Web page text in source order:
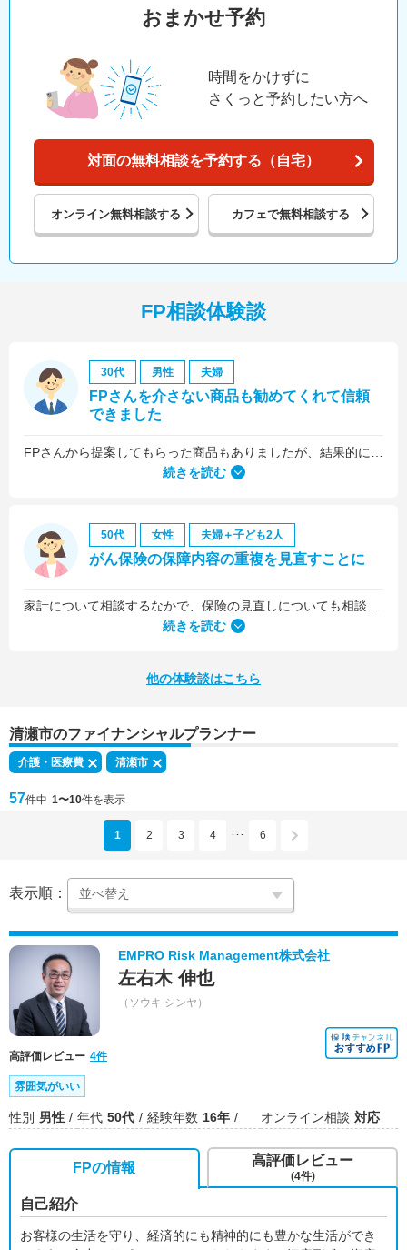
おまかせ予約
時間をかけずに
さくっと予約したい方へ
対面の無料相談を予約する（自宅）
オンライン無料相談する カフェで無料相談する
FP相談体験談
30代 男性 夫婦
FPさんを介さない商品も勧めてくれて信頼
できました
続きを読む
50代 女性 夫婦＋子ども2人
がん保険の保障内容の重複を見直すことに
続きを読む
他の体験談はこちら
清瀬市のファイナンシャルプランナー
介護・医療費 清瀬市
57件中 1〜10件を表示
1 2 3 4 ･･･ 6
表示順：
EMPRO Risk Management株式会社
左右木 伸也
（ソウキ シンヤ）
高評価レビュー 4件
雰囲気がいい
性別 男性 年代 50代 経験年数 16年 オンライン相談 対応
FPの情報
自己紹介
お客様の生活を守り、経済的にも精神的にも豊かな生活ができ
高評価レビュー
(4件)